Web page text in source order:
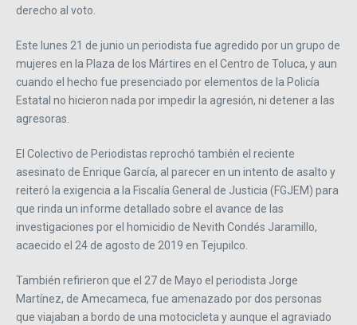
derecho al voto.
Este lunes 21 de junio un periodista fue agredido por un grupo de
mujeres en la Plaza de los Mártires en el Centro de Toluca, y aun
cuando el hecho fue presenciado por elementos de la Policía
Estatal no hicieron nada por impedir la agresión, ni detener a las
agresoras.
El Colectivo de Periodistas reprochó también el reciente
asesinato de Enrique García, al parecer en un intento de asalto y
reiteró la exigencia a la Fiscalía General de Justicia (FGJEM) para
que rinda un informe detallado sobre el avance de las
investigaciones por el homicidio de Nevith Condés Jaramillo,
acaecido el 24 de agosto de 2019 en Tejupilco.
También refirieron que el 27 de Mayo el periodista Jorge
Martínez, de Amecameca, fue amenazado por dos personas
que viajaban a bordo de una motocicleta y aunque el agraviado